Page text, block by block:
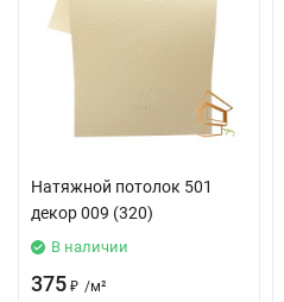
Натяжной потолок 501
декор 009 (320)
В наличии
375 ₽ /м²